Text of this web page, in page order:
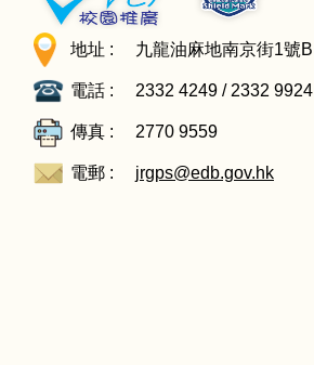
地址 : 九龍油麻地南京街1號B
電話 : 2332 4249 / 2332 9924
傳真 : 2770 9559
電郵 : jrgps@edb.gov.hk